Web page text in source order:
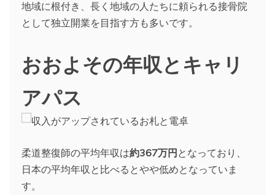
地域に根付き、長く地域の人たちに頼られる接骨院
として独立開業を目指す方も多いです。
おおよその年収とキャリ
アパス
柔道整復師の平均年収は約367万円となっており、
日本の平均年収と比べるとやや低めとなっていま
す。